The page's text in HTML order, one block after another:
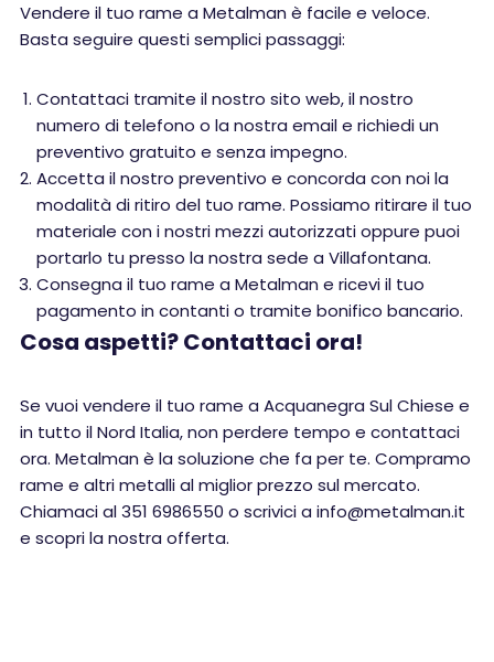
Vendere il tuo rame a Metalman è facile e veloce.
Basta seguire questi semplici passaggi:
Contattaci tramite il nostro sito web, il nostro
numero di telefono o la nostra email e richiedi un
preventivo gratuito e senza impegno.
Accetta il nostro preventivo e concorda con noi la
modalità di ritiro del tuo rame. Possiamo ritirare il tuo
materiale con i nostri mezzi autorizzati oppure puoi
portarlo tu presso la nostra sede a Villafontana.
Consegna il tuo rame a Metalman e ricevi il tuo
pagamento in contanti o tramite bonifico bancario.
Cosa aspetti? Contattaci ora!
Se vuoi vendere il tuo rame a Acquanegra Sul Chiese e
in tutto il Nord Italia, non perdere tempo e contattaci
ora. Metalman è la soluzione che fa per te. Compramo
rame e altri metalli al miglior prezzo sul mercato.
Chiamaci al 351 6986550 o scrivici a info@metalman.it
e scopri la nostra offerta.